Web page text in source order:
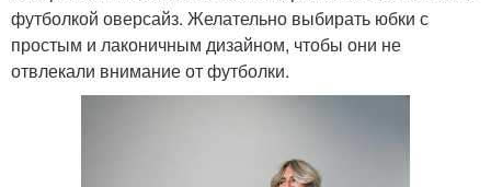
футболкой оверсайз. Желательно выбирать юбки с
простым и лаконичным дизайном, чтобы они не
отвлекали внимание от футболки.